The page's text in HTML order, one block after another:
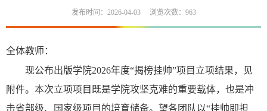
发布时间：2026-04-03 浏览次数： 963
全体教师：
现公布出版学院2026年度“揭榜挂帅”项目立项结果，见
附件。 本次立项项目既是学院攻坚克难的重要载体，也是冲
击省部级、国家级项目的培育储备。望各团队以“挂帅即担